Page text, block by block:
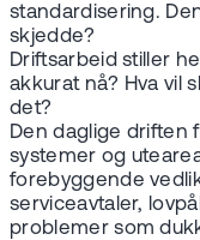
standardisering.
skjedde?
Driftsarbeid stiller
akkurat nå? Hva vil
det?
Den daglige driften
systemer og
forebyggende
serviceavtaler,
problemer som